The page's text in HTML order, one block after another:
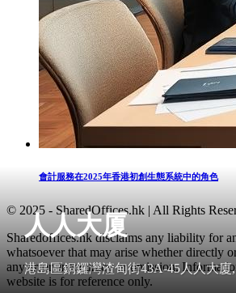
人人大厦
港島區銅鑼灣渣甸街43A-45人人大廈,
會計服務在2025年香港初創生態系統中的角色
© 2025 - SharedOffices.hk | All Rights
Sharedoffices.hk disclaims any liability for
whatsoever that may arise whether directly
any error, inaccuracy or omission.
website is for reference only.